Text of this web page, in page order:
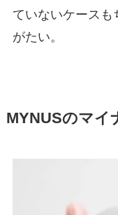
ていないケースも
がたい。
MYNUSのマイ